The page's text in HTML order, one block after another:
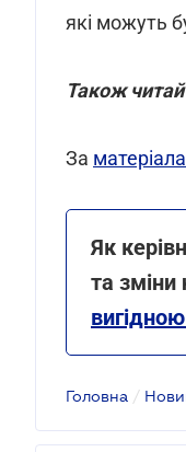
які можуть
Також
За
Як
та зміни
Головна /